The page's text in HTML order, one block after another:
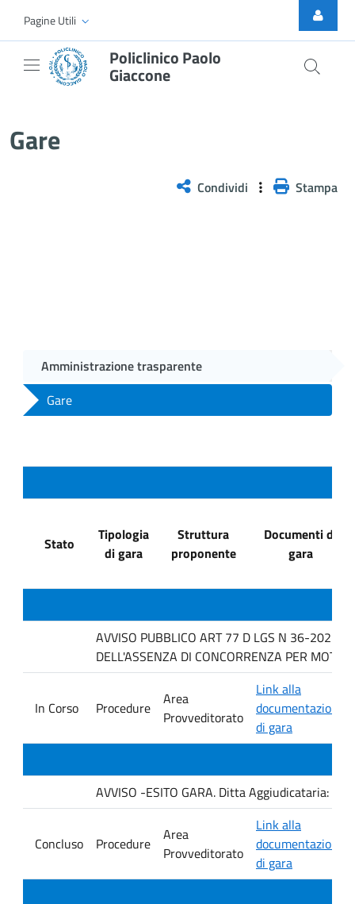
Skip to Main Content
Pagine Utili
Policlinico Paolo
Giaccone
Gare
Condividi Stampa
Amministrazione trasparente
Gare
Stato
Tipologia
di gara
Struttura
proponente
Documenti di
gara
AVVISO PUBBLICO ART 77 D LGS N 36-2023
DELL'ASSENZA DI CONCORRENZA PER MOTIVI
In Corso Procedure
Area
Provveditorato
Link alla
documentazione
di gara
AVVISO -ESITO GARA. Ditta Aggiudicataria: M.
Concluso Procedure
Area
Provveditorato
Link alla
documentazione
di gara